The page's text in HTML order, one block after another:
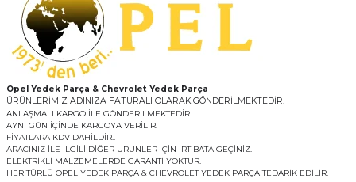
Opel Yedek Parça & Chevrolet Yedek Parça
ÜRÜNLERİMİZ ADINIZA FATURALI OLARAK GÖNDERİLMEKTEDİR.
ANLAŞMALI KARGO İLE GÖNDERİLMEKTEDİR.
AYNI GÜN İÇİNDE KARGOYA VERİLİR.
FİYATLARA KDV DAHİLDİR..
ARACINIZ İLE İLGİLİ DİĞER ÜRÜNLER İÇİN İRTİBATA GEÇİNİZ.
ELEKTRİKLİ MALZEMELERDE GARANTİ YOKTUR.
HER TÜRLÜ OPEL YEDEK PARÇA & CHEVROLET YEDEK PARÇA TEDARİK EDİLİR.